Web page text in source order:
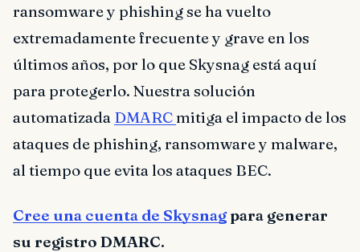
ransomware y phishing se ha vuelto
extremadamente frecuente y grave en los
últimos años, por lo que Skysnag está aquí
para protegerlo. Nuestra solución
automatizada DMARC mitiga el impacto de los
ataques de phishing, ransomware y malware,
al tiempo que evita los ataques BEC.
Cree una cuenta de Skysnagpara generar
su registro DMARC.